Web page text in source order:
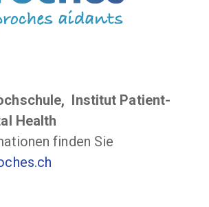
lnstitut Patient-
Health
finden Sie